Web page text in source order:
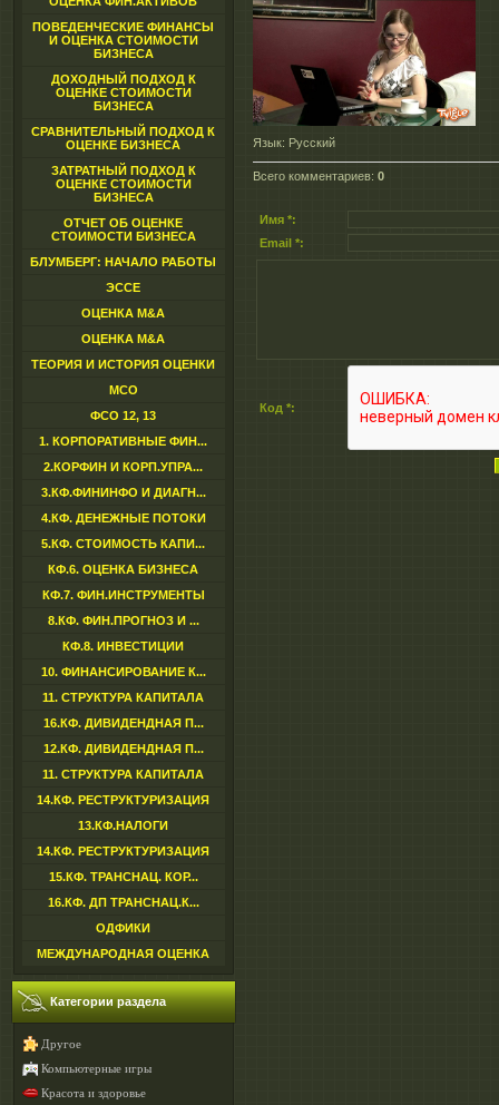
ПОВЕДЕНЧЕСКИЕ ФИНАНСЫ
И ОЦЕНКА СТОИМОСТИ
БИЗНЕСА
ДОХОДНЫЙ ПОДХОД К
ОЦЕНКЕ СТОИМОСТИ
БИЗНЕСА
СРАВНИТЕЛЬНЫЙ ПОДХОД К
ОЦЕНКЕ БИЗНЕСА
ЗАТРАТНЫЙ ПОДХОД К
ОЦЕНКЕ СТОИМОСТИ
БИЗНЕСА
ОТЧЕТ ОБ ОЦЕНКЕ
СТОИМОСТИ БИЗНЕСА
БЛУМБЕРГ: НАЧАЛО РАБОТЫ
ЭССЕ
ОЦЕНКА M&A
ОЦЕНКА M&A
ТЕОРИЯ И ИСТОРИЯ ОЦЕНКИ
МСО
ФСО 12, 13
1. КОРПОРАТИВНЫЕ ФИН...
2.КОРФИН И КОРП.УПРА...
3.КФ.ФИНИНФО И ДИАГН...
4.КФ. ДЕНЕЖНЫЕ ПОТОКИ
5.КФ. СТОИМОСТЬ КАПИ...
КФ.6. ОЦЕНКА БИЗНЕСА
КФ.7. ФИН.ИНСТРУМЕНТЫ
8.КФ. ФИН.ПРОГНОЗ И ...
КФ.8. ИНВЕСТИЦИИ
10. ФИНАНСИРОВАНИЕ К...
11. СТРУКТУРА КАПИТАЛА
16.КФ. ДИВИДЕНДНАЯ П...
12.КФ. ДИВИДЕНДНАЯ П...
11. СТРУКТУРА КАПИТАЛА
14.КФ. РЕСТРУКТУРИЗАЦИЯ
13.КФ.НАЛОГИ
14.КФ. РЕСТРУКТУРИЗАЦИЯ
15.КФ. ТРАНСНАЦ. КОР...
16.КФ. ДП ТРАНСНАЦ.К...
ОДФИКИ
МЕЖДУНАРОДНАЯ ОЦЕНКА
Категории раздела
Другое
Компьютерные игры
Красота и здоровье
Язык: Русский
Всего комментариев: 0
Имя *:
Email *:
Код *: